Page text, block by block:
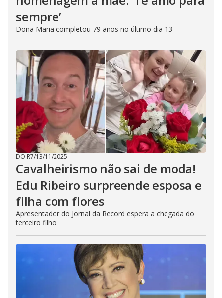
sempre’
Dona Maria completou 79 anos no último dia 13
DO R7/13/11/2025
Cavalheirismo não sai de moda!
Edu Ribeiro surpreende esposa e
filha com flores
Apresentador do Jornal da Record espera a chegada do
terceiro filho